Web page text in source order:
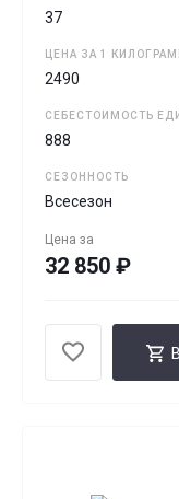
37
ЦЕНА ЗА 1
2490
СЕБЕСТОИМОСТЬ
888
СЕЗОННОСТЬ
Всесезон
Цена за
32 850 ₽